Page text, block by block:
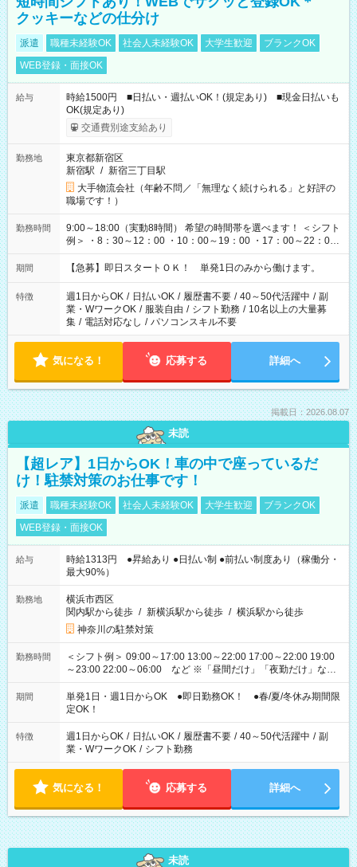
クッキーなどの仕分け
派遣 職種未経験OK 社会人未経験OK 大学生歓迎
ブランクOK
WEB登録・面接OK
給与
時給1500円 ■日払い・週払いOK！(規定あり) ■現金日払いも
OK(規定あり)
交通費別途支給あり
勤務地
東京都新宿区
新宿駅 / 新宿三丁目駅
大手物流会社（年齢不問／「無理なく続けられる」と好評の
職場です！）
勤務時間
9:00～18:00（実動8時間） 希望の時間帯を選べます！ ＜シフト
例＞ ・8：30～12：00 ・10：00～19：00 ・17：00～22：00
・13：00～22：00 ・22：00～翌6：00 など
期間 【急募】即日スタートＯＫ！ 単発1日のみから働けます。
特徴 週1日からOK / 日払いOK / 履歴書不要 / 40～50代活躍中 / 副
業・WワークOK / 服装自由 / シフト勤務 / 10名以上の大量募
集 / 電話対応なし / パソコンスキル不要
気になる！ 応募する 詳細へ
掲載日：2026.08.07
未読
【超レア】1日からOK！車の中で座っているだ
け！駐禁対策のお仕事です！
派遣 職種未経験OK 社会人未経験OK 大学生歓迎
ブランクOK
WEB登録・面接OK
給与
時給1313円 ●昇給あり ●日払い制 ●前払い制度あり（稼働分・
最大90%）
勤務地
横浜市西区
関内駅から徒歩 / 新横浜駅から徒歩 / 横浜駅から徒歩
神奈川の駐禁対策
勤務時間
＜シフト例＞ 09:00～17:00 13:00～22:00 17:00～22:00 19:00
～23:00 22:00～06:00 など ※「昼間だけ」「夜勤だけ」など
の希望OK
期間
単発1日・週1日からOK ●即日勤務OK！ ●春/夏/冬休み期間限
定OK！
特徴 週1日からOK / 日払いOK / 履歴書不要 / 40～50代活躍中 / 副
業・WワークOK / シフト勤務
気になる！ 応募する 詳細へ
未読